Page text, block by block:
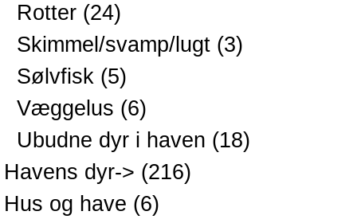
Rotter (24)
Skimmel/svamp/lugt (3)
Sølvfisk (5)
Væggelus (6)
Ubudne dyr i haven (18)
Havens dyr-> (216)
Hus og have (6)